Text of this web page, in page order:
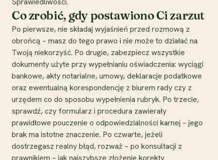
Co zrobić, gdy postawiono Ci zarzut
Po pierwsze, nie składaj wyjaśnień przed rozmową z
obrońcą – masz do tego prawo i nie może to działać na
Twoją niekorzyść. Po drugie, zabezpiecz wszystkie
dokumenty użyte przy wypełnianiu oświadczenia: wyciągi
bankowe, akty notarialne, umowy, deklaracje podatkowe
oraz ewentualną korespondencję z biurem rady czy z
urzędem co do sposobu wypełnienia rubryk. Po trzecie,
sprawdź, czy formularz i procedura zawierały
prawidłowe pouczenie o odpowiedzialności karnej – jego
brak ma istotne znaczenie. Po czwarte, jeżeli
dostrzegasz realny błąd, rozważ – po konsultacji z
prawnikiem – jak najszybsze złożenie korekty